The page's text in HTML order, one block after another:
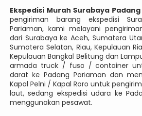
Ekspedisi Murah Surabaya
pengiriman barang ekspedisi
Pariaman, kami melayani
dari Surabaya ke Aceh, Sumatera
Sumatera Selatan, Riau, Kepulauan
Kepulauan Bangkal Belitung dan
armada truck / fuso / container
darat ke Padang Pariaman dan
Kapal Pelni / Kapal Roro untuk
laut, sedang ekspedisi udara ke
menggunakan pesawat.